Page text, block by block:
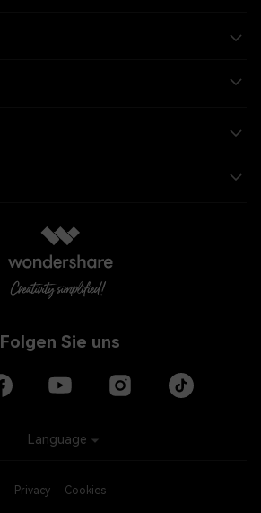
Folgen Sie uns
Privacy Cookies
Language